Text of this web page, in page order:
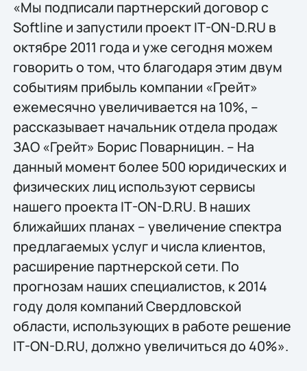
«Мы подписали партнерский договор c
Softline и запустили проект IT-ON-D.RU в
октябре 2011 года и уже сегодня можем
говорить о том, что благодаря этим двум
событиям прибыль компании «Грейт»
ежемесячно увеличивается на 10%, –
рассказывает начальник отдела продаж
ЗАО «Грейт» Борис Поварницин. – На
данный момент более 500 юридических и
физических лиц используют сервисы
нашего проекта IT-ON-D.RU. В наших
ближайших планах – увеличение спектра
предлагаемых услуг и числа клиентов,
расширение партнерской сети. По
прогнозам наших специалистов, к 2014
году доля компаний Свердловской
области, использующих в работе решение
IT-ON-D.RU, должно увеличиться до 40%».